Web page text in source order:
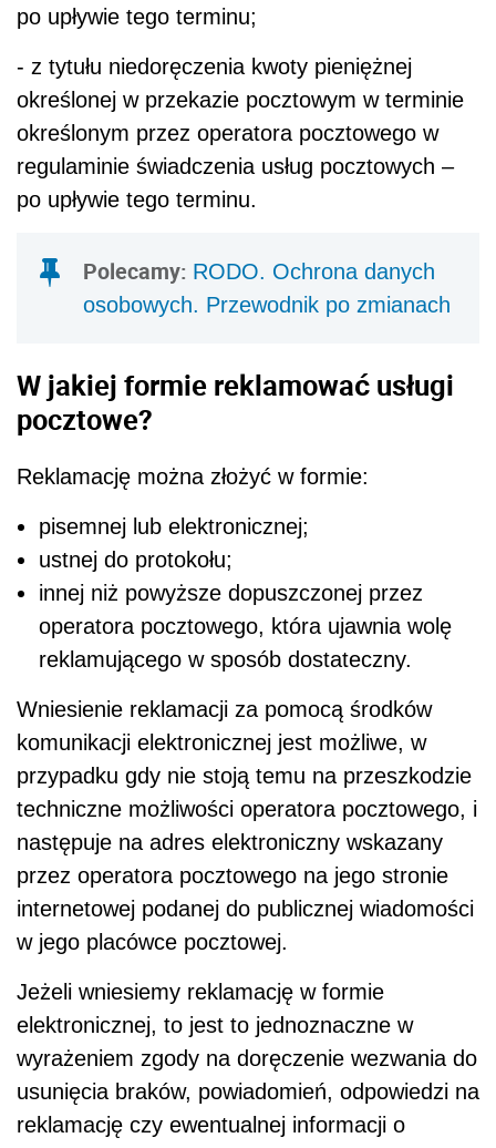
po upływie tego terminu;
- z tytułu niedoręczenia kwoty pieniężnej
określonej w przekazie pocztowym w terminie
określonym przez operatora pocztowego w
regulaminie świadczenia usług pocztowych –
po upływie tego terminu.
Polecamy: RODO. Ochrona danych
osobowych. Przewodnik po zmianach
W jakiej formie reklamować usługi
pocztowe?
Reklamację można złożyć w formie:
pisemnej lub elektronicznej;
ustnej do protokołu;
innej niż powyższe dopuszczonej przez
operatora pocztowego, która ujawnia wolę
reklamującego w sposób dostateczny.
Wniesienie reklamacji za pomocą środków
komunikacji elektronicznej jest możliwe, w
przypadku gdy nie stoją temu na przeszkodzie
techniczne możliwości operatora pocztowego, i
następuje na adres elektroniczny wskazany
przez operatora pocztowego na jego stronie
internetowej podanej do publicznej wiadomości
w jego placówce pocztowej.
Jeżeli wniesiemy reklamację w formie
elektronicznej, to jest to jednoznaczne w
wyrażeniem zgody na doręczenie wezwania do
usunięcia braków, powiadomień, odpowiedzi na
reklamację czy ewentualnej informacji o